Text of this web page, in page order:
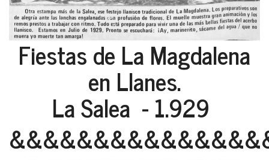
Fiestas de La Magdalena
en Llanes.
La Salea - 1.929